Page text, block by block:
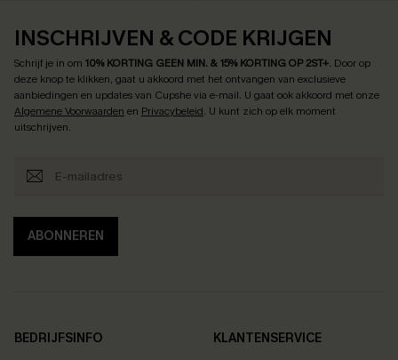
INSCHRIJVEN & CODE KRIJGEN
Schrijf je in om 10% KORTING GEEN MIN. & 15% KORTING OP 2ST+. Door op
deze knop te klikken, gaat u akkoord met het ontvangen van exclusieve
aanbiedingen en updates van Cupshe via e-mail. U gaat ook akkoord met onze
Algemene Voorwaarden en Privacybeleid. U kunt zich op elk moment
uitschrijven.
ABONNEREN
BEDRIJFSINFO
KLANTENSERVICE